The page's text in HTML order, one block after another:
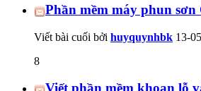
Phần mềm máy phun sơn
Viết bài cuối bởi huyquynhbk 13-
8